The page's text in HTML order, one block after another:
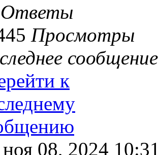
Ответы
Просмотры
08, 2024